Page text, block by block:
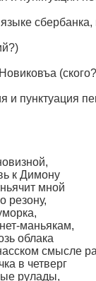
сбербанка,
и пунктуация
к Димону
мной
резону,
маньякам,
облака
смысле
в четверг
рулады,